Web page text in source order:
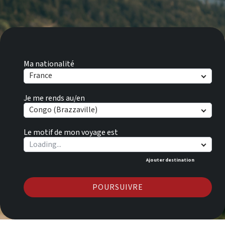
Ma nationalité
France
Je me rends au/en
Congo (Brazzaville)
Le motif de mon voyage est
Ajouter destination
POURSUIVRE